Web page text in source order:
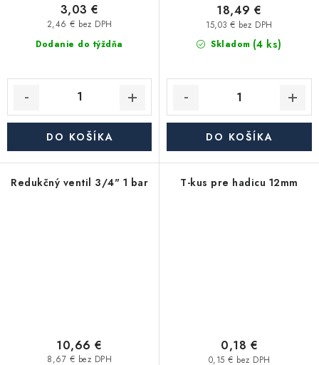
Dodanie do týždňa
2,46 € bez DPH
3,03 €
DO KOŠÍKA
Skladom (4 ks)
15,03 € bez DPH
18,49 €
DO KOŠÍKA
Redukčný ventil 3/4" 1 bar
8,67 € bez DPH
10,66 €
T-kus pre hadicu 12mm
0,15 € bez DPH
0,18 €